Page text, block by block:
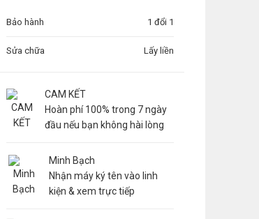
Bảo hành 1 đổi 1
Sửa chữa Lấy liền
CAM KẾT
Hoàn phí 100% trong 7 ngày
đầu nếu bạn không hài lòng
Minh Bạch
Nhận máy ký tên vào linh
kiện & xem trực tiếp